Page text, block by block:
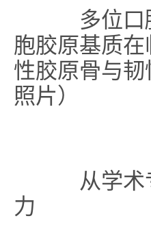
多位口
胞胶原基质
性胶原骨与
照片）
从学
力